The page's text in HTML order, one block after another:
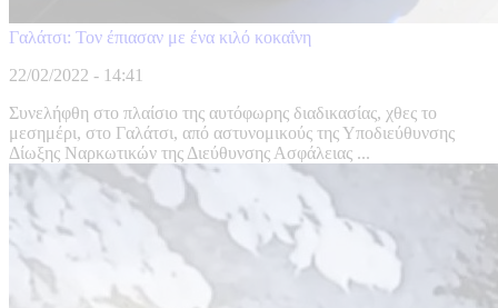
Γαλάτσι: Τον έπιασαν με ένα κιλό κοκαΐνη
22/02/2022 - 14:41
Συνελήφθη στο πλαίσιο της αυτόφωρης διαδικασίας, χθες το
μεσημέρι, στο Γαλάτσι, από αστυνομικούς της Υποδιεύθυνσης
Δίωξης Ναρκωτικών της Διεύθυνσης Ασφάλειας ...